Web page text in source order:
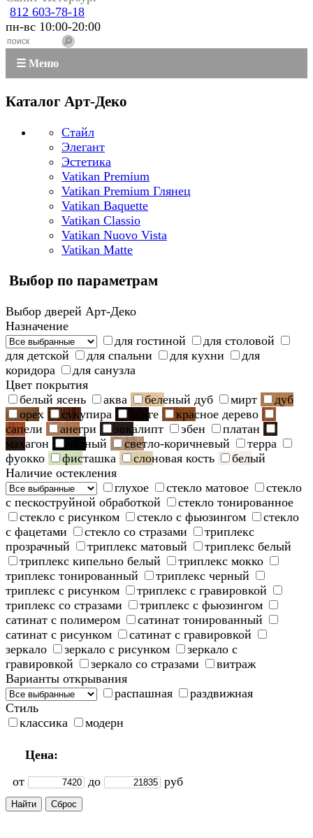
812 603-78-18
пн-вс 10:00-20:00
☰ Меню
Каталог Арт-Деко
Стайл
Элегант
Эстетика
Vatikan Premium
Vatikan Premium Глянец
Vatikan Baquette
Vatikan Classio
Vatikan Nuovo Vista
Vatikan Matte
Выбор по параметрам
Выбор дверей Арт-Деко
Назначение
для гостиной
для столовой
для детской
для спальни для кухни
для
коридора
для санузла
Цвет покрытия
белый ясень
аква беленый дуб мирт
дуб
орех
сукупира венге
красное дерево
сапели
анегри эвкалипт эбен
платан
махагон
черный светло-коричневый
терра
фуокко
фисташка слоновая кость
белый
Наличие остекления
глухое
стекло матовое
стекло
с пескоструйной обработкой
стекло тонированное
стекло с рисунком
стекло с фьюзингом
стекло
с фацетами
стекло со стразами
триплекс
прозрачный
триплекс матовый
триплекс белый
триплекс кипельно белый
триплекс мокко
триплекс тонированный
триплекс черный
триплекс с рисунком
триплекс с гравировкой
триплекс со стразами
триплекс с фьюзингом
сатинат с полимером
сатинат тонированный
сатинат с рисунком
сатинат с гравировкой
зеркало
зеркало с рисунком
зеркало с
гравировкой
зеркало со стразами
витраж
Варианты открывания
распашная
раздвижная
Стиль
классика
модерн
Цена:
от
до руб